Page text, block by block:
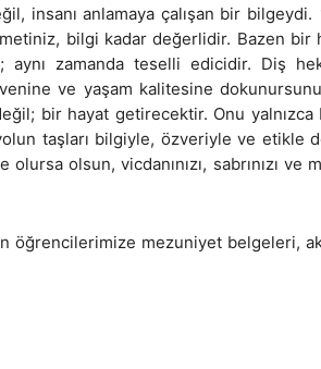
insanı anlamaya çalışan bir bilgeydi.
bilgi kadar değerlidir. Bazen
zamanda teselli edicidir. Diş
ve yaşam kalitesine
bir hayat getirecektir. Onu yalnızca
taşları bilgiyle, özveriyle ve etikle
olsun, vicdanınızı, sabrınızı ve
öğrencilerimize mezuniyet belgeleri,